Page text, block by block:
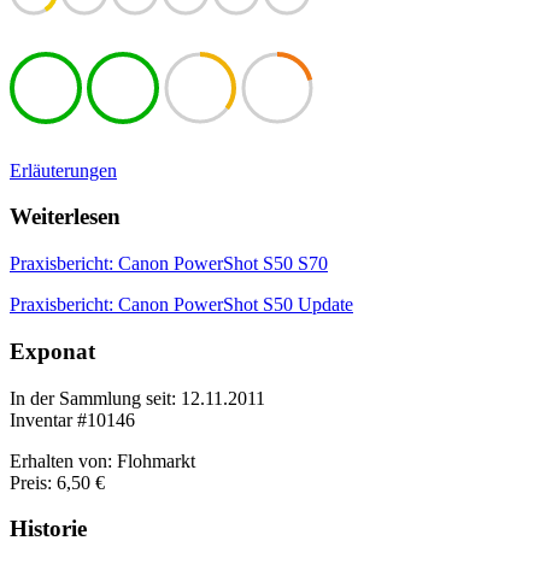
Erläuterungen
Weiterlesen
Praxisbericht: Canon PowerShot S50 S70
Praxisbericht: Canon PowerShot S50 Update
Exponat
In der Sammlung seit: 12.11.2011
Inventar #10146
Erhalten von: Flohmarkt
Preis: 6,50 €
Historie